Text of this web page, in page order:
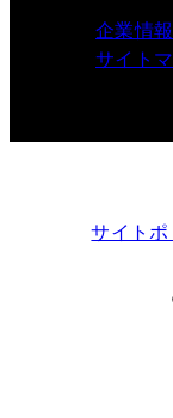
企業情報
サイト
サイト